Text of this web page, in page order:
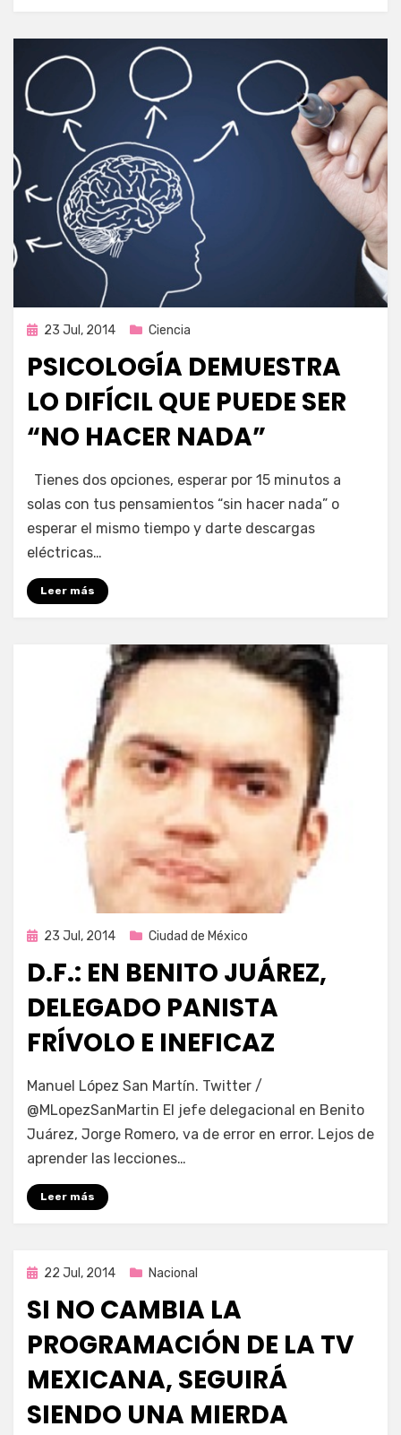
Publicada
23 Jul, 2014 Ciencia
PSICOLOGÍA DEMUESTRA
LO DIFÍCIL QUE PUEDE SER
“NO HACER NADA”
por Enrique
Tienes dos opciones, esperar por 15 minutos a
solas con tus pensamientos “sin hacer nada” o
esperar el mismo tiempo y darte descargas
eléctricas…
Leer más
Publicada
23 Jul, 2014 Ciudad de México
D.F.: EN BENITO JUÁREZ,
DELEGADO PANISTA
FRÍVOLO E INEFICAZ
Enrique
Manuel López San Martín. Twitter /
@MLopezSanMartin El jefe delegacional en Benito
Juárez, Jorge Romero, va de error en error. Lejos de
aprender las lecciones…
Leer más
Publicada
22 Jul, 2014 Nacional
SI NO CAMBIA LA
PROGRAMACIÓN DE LA TV
MEXICANA, SEGUIRÁ
SIENDO UNA MIERDA